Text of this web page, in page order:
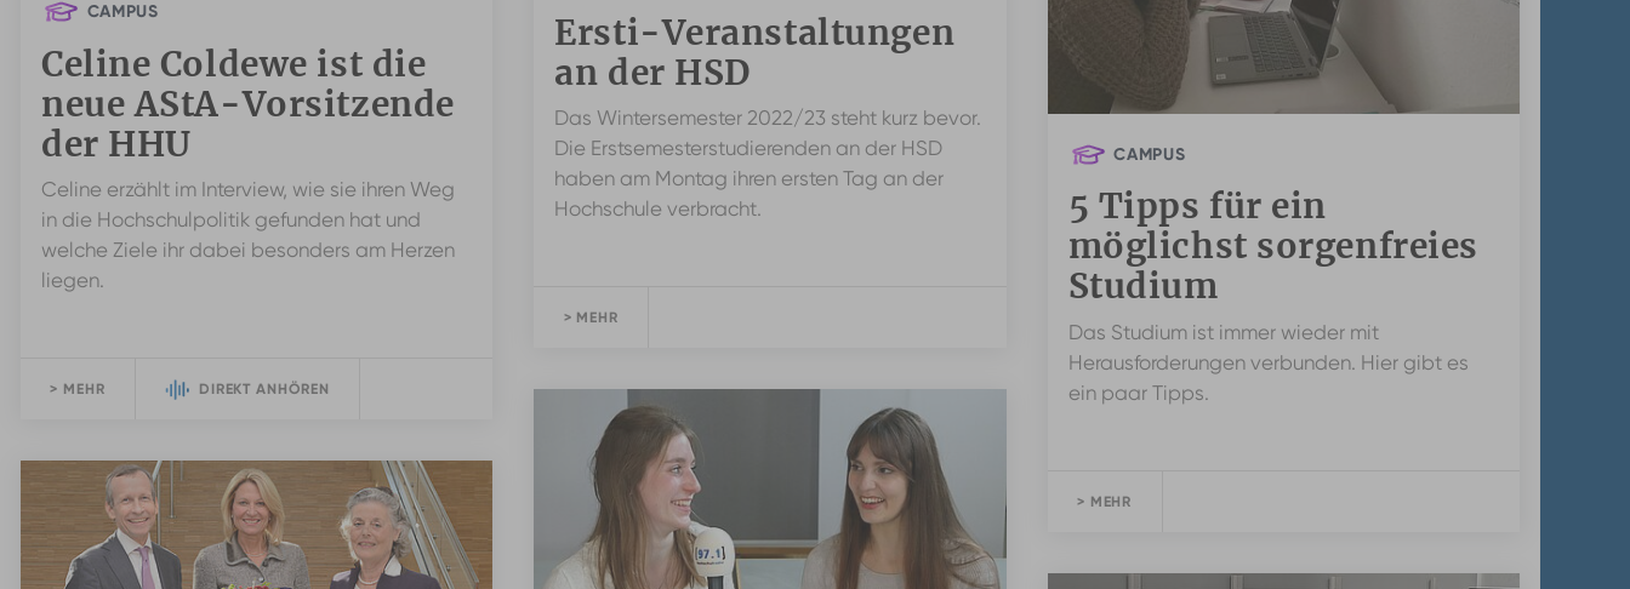
CAMPUS
Celine Coldewe ist die
neue AStA-Vorsitzende
der HHU
Celine erzählt im Interview, wie sie ihren Weg
in die Hochschulpolitik gefunden hat und
welche Ziele ihr dabei besonders am Herzen
liegen.
> MEHR DIREKT ANHÖREN
Ersti-Veranstaltungen
an der HSD
Das Wintersemester 2022/23 steht kurz bevor.
Die Erstsemesterstudierenden an der HSD
haben am Montag ihren ersten Tag an der
Hochschule verbracht.
> MEHR
CAMPUS
5 Tipps für ein
möglichst sorgenfreies
Studium
Das Studium ist immer wieder mit
Herausforderungen verbunden. Hier gibt es
ein paar Tipps.
> MEHR